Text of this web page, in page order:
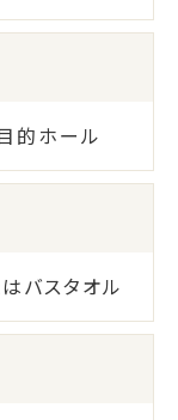
的ホール
バスタオル